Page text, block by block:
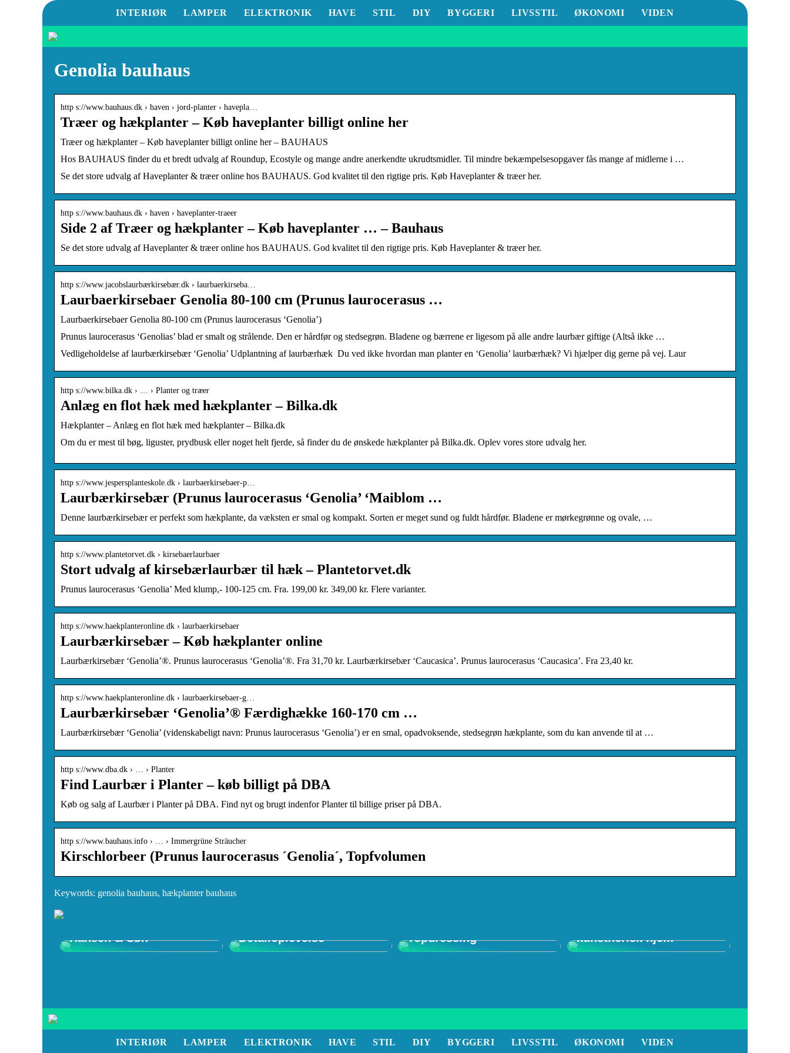
INTERIØR LAMPER ELEKTRONIK HAVE STIL DIY BYGGERI LIVSSTIL ØKONOMI VIDEN
Genolia bauhaus
http s://www.bauhaus.dk › haven › jord-planter › havepla…
Træer og hækplanter – Køb haveplanter billigt online her
Træer og hækplanter – Køb haveplanter billigt online her – BAUHAUS
Hos BAUHAUS finder du et bredt udvalg af Roundup, Ecostyle og mange andre anerkendte ukrudtsmidler. Til mindre bekæmpelsesopgaver fås mange af midlerne i …
Se det store udvalg af Haveplanter & træer online hos BAUHAUS. God kvalitet til den rigtige pris. Køb Haveplanter & træer her.
http s://www.bauhaus.dk › haven › haveplanter-traeer
Side 2 af Træer og hækplanter – Køb haveplanter … – Bauhaus
Se det store udvalg af Haveplanter & træer online hos BAUHAUS. God kvalitet til den rigtige pris. Køb Haveplanter & træer her.
http s://www.jacobslaurbærkirsebær.dk › laurbaerkirseba…
Laurbaerkirsebaer Genolia 80-100 cm (Prunus laurocerasus …
Laurbaerkirsebaer Genolia 80-100 cm (Prunus laurocerasus ‘Genolia’)
Prunus laurocerasus ‘Genolias’ blad er smalt og strålende. Den er hårdfør og stedsegrøn. Bladene og bærrene er ligesom på alle andre laurbær giftige (Altså ikke …
Vedligeholdelse af laurbærkirsebær ‘Genolia’ Udplantning af laurbærhæk Du ved ikke hvordan man planter en ‘Genolia’ laurbærhæk? Vi hjælper dig gerne på vej. Laur
http s://www.bilka.dk › … › Planter og træer
Anlæg en flot hæk med hækplanter – Bilka.dk
Hækplanter – Anlæg en flot hæk med hækplanter – Bilka.dk
Om du er mest til bøg, liguster, prydbusk eller noget helt fjerde, så finder du de ønskede hækplanter på Bilka.dk. Oplev vores store udvalg her.
http s://www.jespersplanteskole.dk › laurbaerkirsebaer-p…
Laurbærkirsebær (Prunus laurocerasus ‘Genolia’ ‘Maiblom …
Denne laurbærkirsebær er perfekt som hækplante, da væksten er smal og kompakt. Sorten er meget sund og fuldt hårdfør. Bladene er mørkegrønne og ovale, …
http s://www.plantetorvet.dk › kirsebaerlaurbaer
Stort udvalg af kirsebærlaurbær til hæk – Plantetorvet.dk
Prunus laurocerasus ‘Genolia’ Med klump,- 100-125 cm. Fra. 199,00 kr. 349,00 kr. Flere varianter.
http s://www.haekplanteronline.dk › laurbaerkirsebaer
Laurbærkirsebær – Køb hækplanter online
Laurbærkirsebær ‘Genolia’®. Prunus laurocerasus ‘Genolia’®. Fra 31,70 kr. Laurbærkirsebær ‘Caucasica’. Prunus laurocerasus ‘Caucasica’. Fra 23,40 kr.
http s://www.haekplanteronline.dk › laurbaerkirsebaer-g…
Laurbærkirsebær ‘Genolia’® Færdighække 160-170 cm …
Laurbærkirsebær ‘Genolia’ (videnskabeligt navn: Prunus laurocerasus ‘Genolia’) er en smal, opadvoksende, stedsegrøn hækplante, som du kan anvende til at …
http s://www.dba.dk › … › Planter
Find Laurbær i Planter – køb billigt på DBA
Køb og salg af Laurbær i Planter på DBA. Find nyt og brugt indenfor Planter til billige priser på DBA.
http s://www.bauhaus.info › … › Immergrüne Sträucher
Kirschlorbeer (Prunus laurocerasus ´Genolia´, Topfvolumen
Keywords: genolia bauhaus, hækplanter bauhaus
Hansen & Søn
Detailoplevelse
Topdressing
kunstnerisk hjem
INTERIØR LAMPER ELEKTRONIK HAVE STIL DIY BYGGERI LIVSSTIL ØKONOMI VIDEN